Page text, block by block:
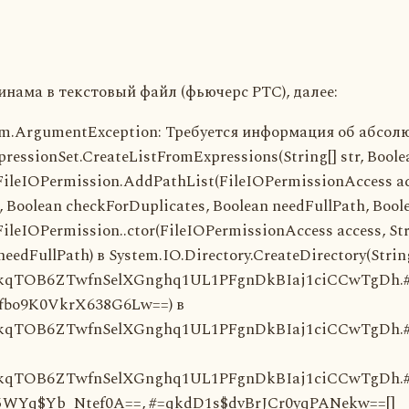
в текстовый файл (фьючерс РТС), далее:
Требуется информация об
str,
checkForDuplicates, Boolean needFullPath,
access,
в
в
#=qkdD1s$dvBrJCr0yqPANekw==[]